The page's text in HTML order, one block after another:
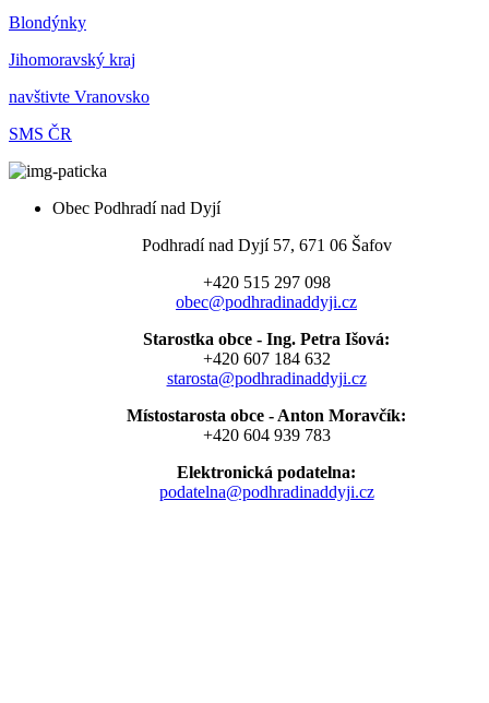
Blondýnky
Jihomoravský kraj
navštivte Vranovsko
SMS ČR
Obec Podhradí nad Dyjí
Podhradí nad Dyjí 57, 671 06 Šafov
+420 515 297 098
obec@podhradinaddyji.cz
Starostka obce - Ing. Petra Išová:
+420 607 184 632
starosta@podhradinaddyji.cz
Místostarosta obce - Anton Moravčík:
+420 604 939 783
Elektronická podatelna:
podatelna@podhradinaddyji.cz